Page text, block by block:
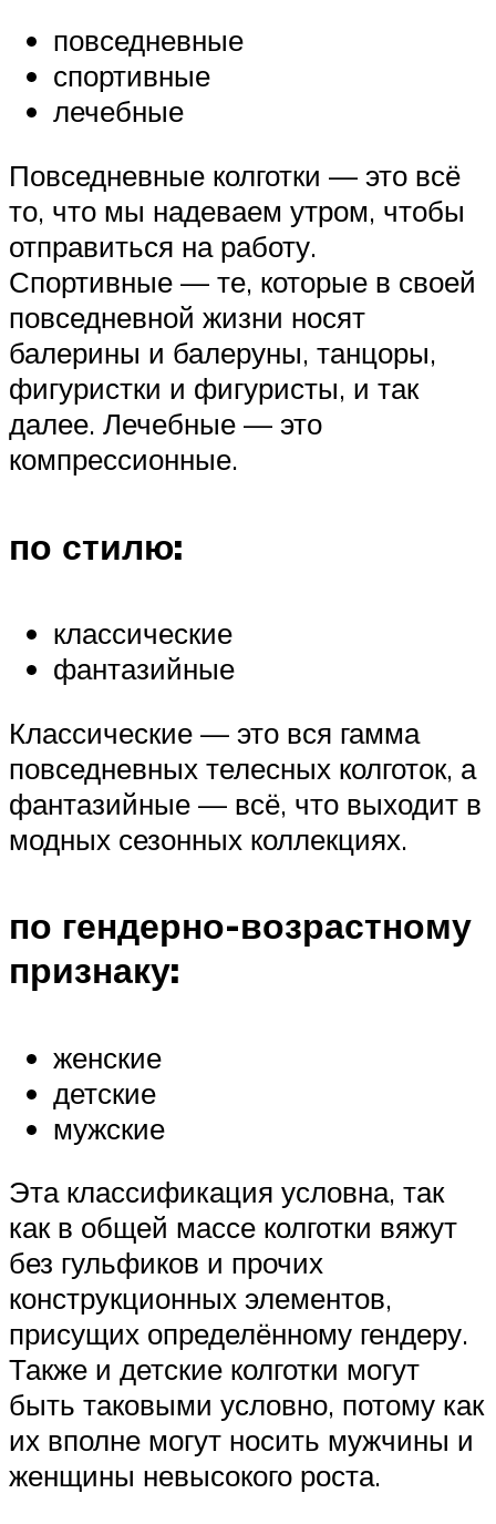
повседневные
спортивные
лечебные
Повседневные колготки — это всё
то, что мы надеваем утром, чтобы
отправиться на работу.
Спортивные — те, которые в своей
повседневной жизни носят
балерины и балеруны, танцоры,
фигуристки и фигуристы, и так
далее. Лечебные — это
компрессионные.
по стилю:
классические
фантазийные
Классические — это вся гамма
повседневных телесных колготок, а
фантазийные — всё, что выходит в
модных сезонных коллекциях.
по гендерно-возрастному
признаку:
женские
детские
мужские
Эта классификация условна, так
как в общей массе колготки вяжут
без гульфиков и прочих
конструкционных элементов,
присущих определённому гендеру.
Также и детские колготки могут
быть таковыми условно, потому как
их вполне могут носить мужчины и
женщины невысокого роста.